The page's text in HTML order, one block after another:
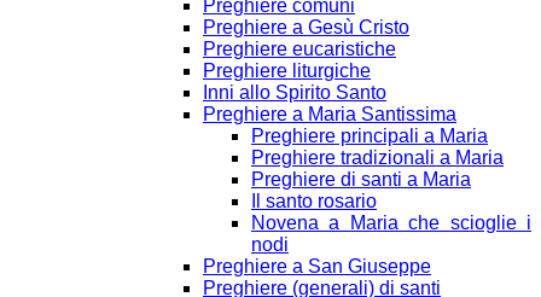
Preghiere comuni
Preghiere a Gesù Cristo
Preghiere eucaristiche
Preghiere liturgiche
Inni allo Spirito Santo
Preghiere a Maria Santissima
Preghiere principali a Maria
Preghiere tradizionali a Maria
Preghiere di santi a Maria
Il santo rosario
Novena a Maria che scioglie i
nodi
Preghiere a San Giuseppe
Preghiere (generali) di santi